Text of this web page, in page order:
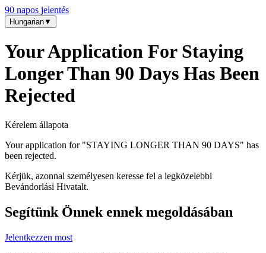
90 napos jelentés
Hungarian▼
Your Application For Staying
Longer Than 90 Days Has Been
Rejected
Kérelem állapota
Your application for "STAYING LONGER THAN 90 DAYS" has
been rejected.
Kérjük, azonnal személyesen keresse fel a legközelebbi
Bevándorlási Hivatalt.
Segítünk Önnek ennek megoldásában
Jelentkezzen most